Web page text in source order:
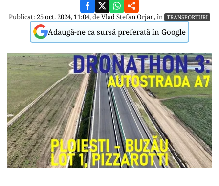
Publicat: 25 oct. 2024, 11:04, deVlad Stefan Orjan, în TRANSPORTURI
Adaugă-ne ca sursă preferată în Google